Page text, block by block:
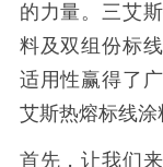
的力量。三艾
料及双组份标
适用性赢得了
艾斯热熔标线涂
首先，让我们